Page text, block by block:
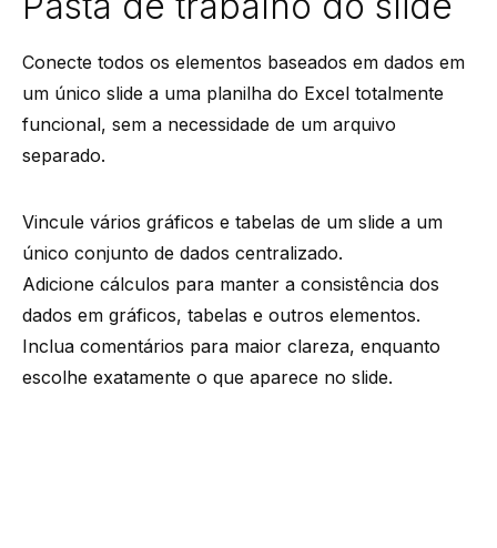
Conecte todos os elementos baseados em dados em
um único slide a uma planilha do Excel totalmente
funcional, sem a necessidade de um arquivo
separado.
Vincule vários gráficos e tabelas de um slide a um
único conjunto de dados centralizado.
Adicione cálculos para manter a consistência dos
dados em gráficos, tabelas e outros elementos.
Inclua comentários para maior clareza, enquanto
escolhe exatamente o que aparece no slide.